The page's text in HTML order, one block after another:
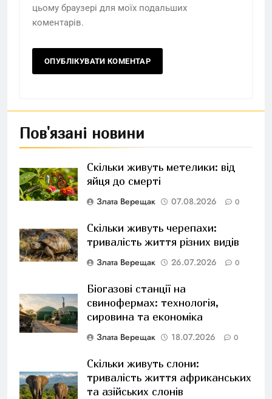
цьому браузері для моїх подальших
коментарів.
Пов'язані новини
Скільки живуть метелики: від
яйця до смерті
Злата Верещак 07.08.2026 0
Скільки живуть черепахи:
тривалість життя різних видів
Злата Верещак 26.07.2026 0
Біогазові станції на
свинофермах: технологія,
сировина та економіка
Злата Верещак 18.07.2026 0
Скільки живуть слони:
тривалість життя африканських
та азійських слонів